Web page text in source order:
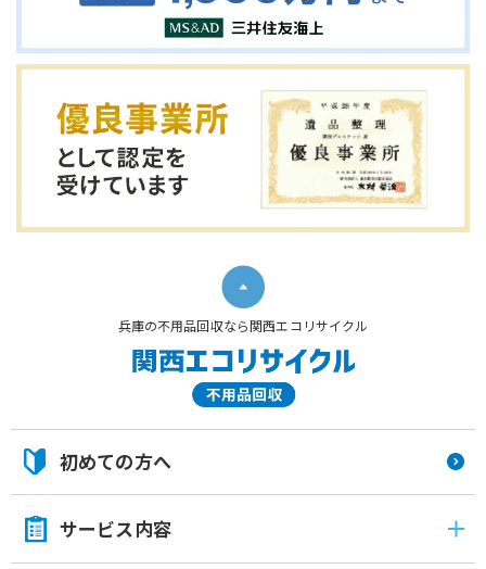
兵庫の不用品回収なら関西エコリサイクル
初めての方へ
サービス内容